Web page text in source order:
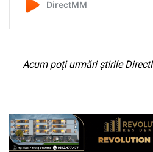
Acum poți urmări știrile